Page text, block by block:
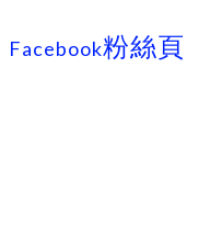
Facebook粉絲頁